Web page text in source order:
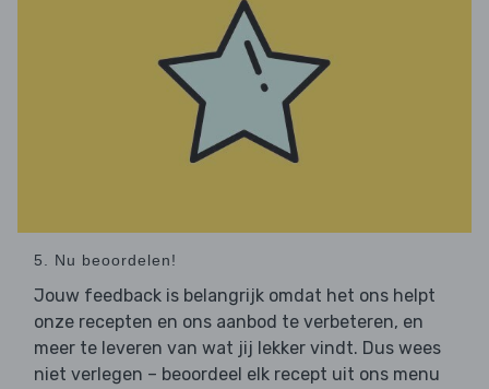
5. Nu beoordelen!
Jouw feedback is belangrijk omdat het ons helpt
onze recepten en ons aanbod te verbeteren, en
meer te leveren van wat jij lekker vindt. Dus wees
niet verlegen – beoordeel elk recept uit ons menu